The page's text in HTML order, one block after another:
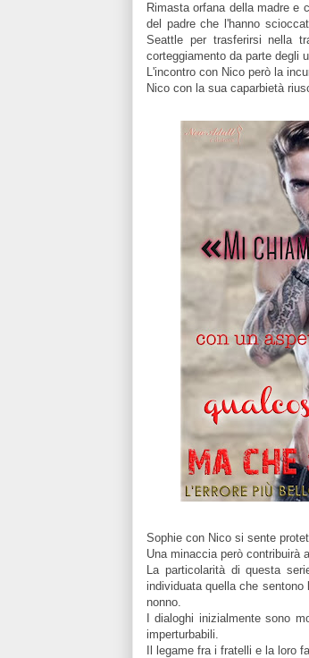
Rimasta orfana della madre e
del padre che l'hanno
Seattle per trasferirsi nella
corteggiamento da parte degli
L'incontro con Nico però la
Nico con la sua caparbietà
Sophie con Nico si sente
Una minaccia però contribuirà
La particolarità di questa
individuata quella che
nonno.
I dialoghi inizialmente sono
imperturbabili.
Il legame fra i fratelli e la loro